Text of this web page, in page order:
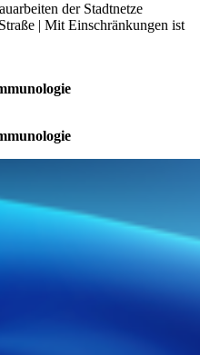
der Stadtnetze
| Mit Einschränkungen ist